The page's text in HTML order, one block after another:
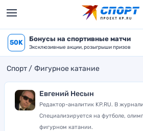
50K Бонусы на спортивные матчи
Эксклюзивные акции, розыгрыши призов
Спорт Фигурное катание
Евгений Несын
Редактор-аналитик KP.RU. В
Специализируется на футболе,
фигурном катании.